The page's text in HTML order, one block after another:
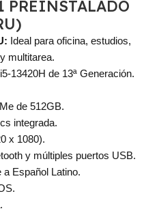
PREINSTALADO
Ideal para oficina, estudios,
multitarea.
13420H de 13ª Generación.
de 512GB.
integrada.
x 1080).
y múltiples puertos USB.
a Español Latino.